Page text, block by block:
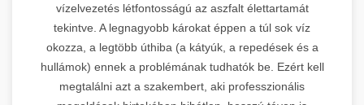
vízelvezetés létfontosságú az aszfalt élettartamát
tekintve. A legnagyobb károkat éppen a túl sok víz
okozza, a legtöbb úthiba (a kátyúk, a repedések és a
hullámok) ennek a problémának tudhatók be. Ezért kell
megtalálni azt a szakembert, aki professzionális